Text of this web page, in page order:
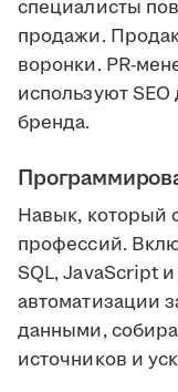
специалисты
продажи.
воронки. PR-
используют
бренда.
Навык, который
профессий.
SQL, JavaScript
автоматизации
данными,
источников и